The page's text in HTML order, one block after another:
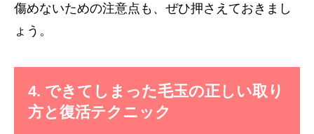
傷めないための注意点も、ぜひ押さえておきまし
ょう。
4. できてしまった毛玉の正しい取り
方と復活テクニック